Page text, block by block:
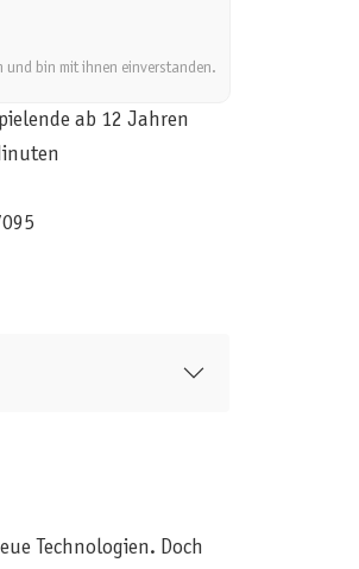
und bin mit ihnen einverstanden.
ab 12 Jahren
Technologien. Doch